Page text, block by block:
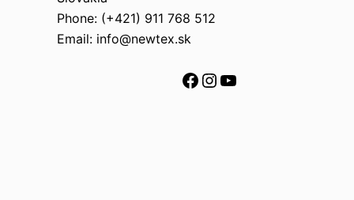
Phone: (+421) 911 768 512
Email: info@newtex.sk